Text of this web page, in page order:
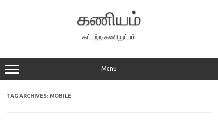
கணியம்
கட்டற்ற கணிநுட்பம்
Menu
TAG ARCHIVES: MOBILE